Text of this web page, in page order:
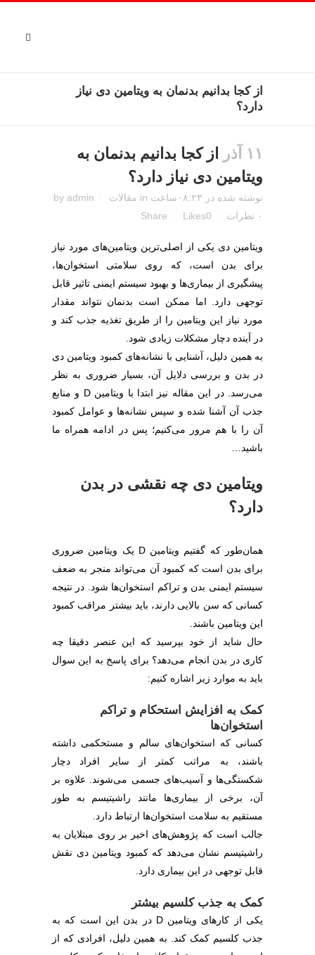
از کجا بدانیم بدنمان به ویتامین دی نیاز
دارد؟
۱۱ آذر
از کجا بدانیم بدنمان به
ویتامین دی نیاز دارد؟
نوشته شده در ۰۸:۲۳ساعت in مقالات by admin
۰ نظرات
0
Likes
Share
ویتامین دی یکی از اصلی‌ترین ویتامین‌های مورد نیاز
برای بدن است، که روی سلامتی استخوان‌ها،
پیشگیری از بیماری‌ها و بهبود سیستم ایمنی تاثیر قابل
توجهی دارد. اما ممکن است بدنمان نتواند مقدار
مورد نیاز این ویتامین را از طریق تغذیه جذب کند و
در آینده دچار مشکلات زیادی شود.
به همین دلیل، آشنایی با نشانه‌های کمبود ویتامین دی
در بدن و بررسی دلایل آن، بسیار ضروری به نظر
می‌رسد. در این مقاله نیز ابتدا با ویتامین D و منابع
جذب آن آشنا شده و سپس نشانه‌ها و عوامل کمبود
آن را با هم مرور می‌کنیم؛ پس در ادامه همراه ما
باشید…
ویتامین دی چه نقشی در بدن
دارد؟
همان‌طور که گفتیم ویتامین D یک ویتامین ضروری
برای بدن است که کمبود آن می‌تواند منجر به ضعف
سیستم ایمنی بدن و تراکم استخوان‌ها شود. در نتیجه
کسانی که سن بالایی دارند، باید بیشتر مراقب کمبود
این ویتامین باشند.
حال شاید از خود بپرسید که این عنصر دقیقا چه
کاری در بدن انجام می‌دهد؟ برای پاسخ به این سوال
باید به موارد زیر اشاره کنیم:
کمک به افزایش استحکام و تراکم
استخوان‌ها
کسانی که استخوان‌های سالم و مستحکمی داشته
باشند، به مراتب کمتر از سایر افراد دچار
شکستگی‌ها و آسیب‌های جسمی می‌شوند. علاوه بر
آن، برخی از بیماری‌ها مانند راشیتیسم به طور
مستقیم به سلامت استخوان‌ها ارتباط دارد.
جالب است که پژوهش‌های اخیر بر روی مبتلایان به
راشیتیسم نشان می‌دهد که کمبود ویتامین دی نقش
قابل توجهی در این بیماری دارد.
کمک به جذب کلسیم بیشتر
یکی از کارهای ویتامین D در بدن این است که به
جذب کلسیم کمک کند. به همین دلیل، افرادی که از